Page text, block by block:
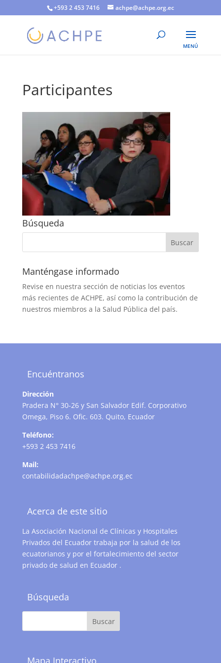
+593 2 453 7416 achpe@achpe.org.ec
Participantes
Búsqueda
Manténgase informado
Revise en nuestra sección de noticias los eventos
más recientes de ACHPE, así como la contribución de
nuestros miembros a la Salud Pública del país.
Encuéntranos
Dirección
Pradera N° 30-26 y San Salvador Edif. Corporativo
Omega, Piso 6. Ofic. 603. Quito, Ecuador
Teléfono:
+593 2 453 7416
Mail:
contabilidadachpe@achpe.org.ec
Acerca de este sitio
La Asociación Nacional de Clínicas y Hospitales
Privados del Ecuador trabaja por la salud de los
ecuatorianos y por el fortalecimiento del sector
privado de salud en Ecuador .
Búsqueda